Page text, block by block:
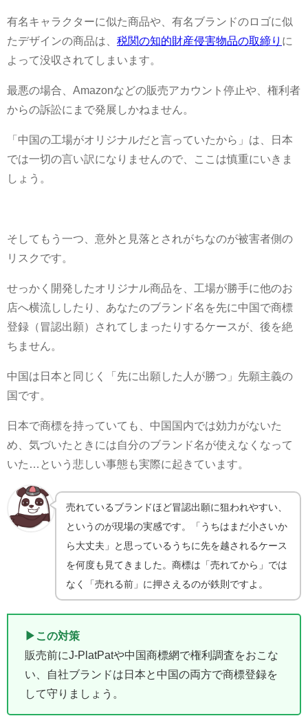
有名キャラクターに似た商品や、有名ブランドのロゴに似
たデザインの商品は、 税関の知的財産侵害物品の取締り に
よって没収されてしまいます。
最悪の場合、Amazonなどの販売アカウント停止や、権利者
からの訴訟にまで発展しかねません。
「中国の工場がオリジナルだと言っていたから」は、日本
では一切の言い訳になりませんので、ここは慎重にいきま
しょう。
そしてもう一つ、意外と見落とされがちなのが被害者側の
リスクです。
せっかく開発したオリジナル商品を、工場が勝手に他のお
店へ横流ししたり、あなたのブランド名を先に中国で商標
登録（冒認出願）されてしまったりするケースが、後を絶
ちません。
中国は日本と同じく「先に出願した人が勝つ」先願主義の
国です。
日本で商標を持っていても、中国国内では効力がないた
め、気づいたときには自分のブランド名が使えなくなって
いた…という悲しい事態も実際に起きています。
売れているブランドほど冒認出願に狙われやすい、
というのが現場の実感です。「うちはまだ小さいか
ら大丈夫」と思っているうちに先を越されるケース
を何度も見てきました。商標は「売れてから」では
なく「売れる前」に押さえるのが鉄則ですよ。
▶この対策
販売前にJ-PlatPatや中国商標網で権利調査をおこな
い、自社ブランドは日本と中国の両方で商標登録を
して守りましょう。